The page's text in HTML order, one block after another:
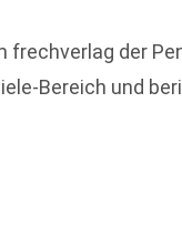
der
Bereich und